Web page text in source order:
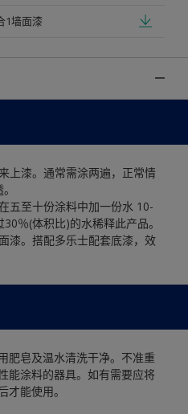
1墙面漆
上漆。通常需涂两遍，正常情
五至十份涂料中加一份水 10-
％(体积比)的水稀释此产品。
漆。搭配多乐士配套底漆，效
肥皂及温水清洗干净。不准重
能涂料的器具。如有需要应将
能使用。